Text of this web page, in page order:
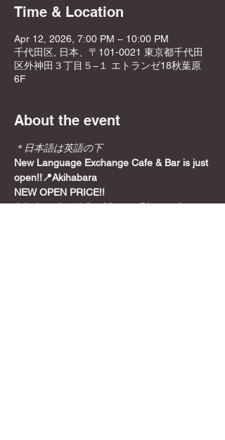
Time & Location
Apr 12, 2026, 7:00 PM – 10:00 PM
千代田区, 日本、〒101-0021 東京都千代田
区外神田３丁目５−１ エトランゼ18秋葉原
6F
About the event
＊日本語は英語の下
New Language Exchange Cafe & Bar is just
open!!📍Akihabara
NEW OPEN PRICE!!
Join from here! Get Meetup Discount!